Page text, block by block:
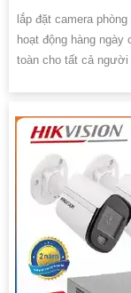
lắp đặt camera
hoạt động hàng
toàn cho tất cả người